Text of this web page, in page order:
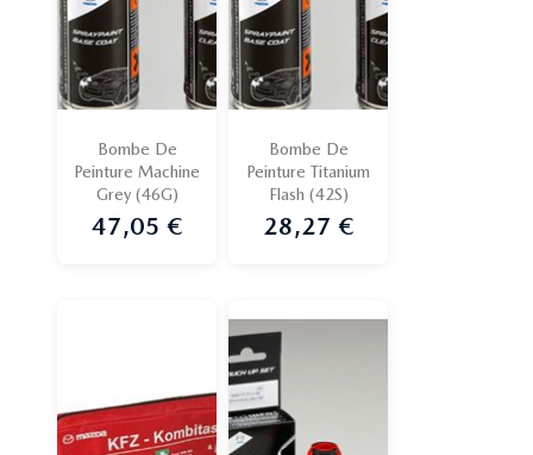
Bombe De
Peinture Machine
Grey (46G)
Prix
47,05 €
Bombe De
Peinture Titanium
Flash (42S)
Prix
28,27 €